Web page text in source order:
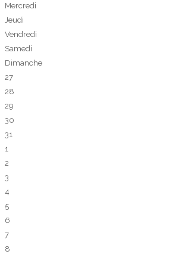
Mercredi
Jeudi
Vendredi
Samedi
Dimanche
27
28
29
30
31
1
2
3
4
5
6
7
8